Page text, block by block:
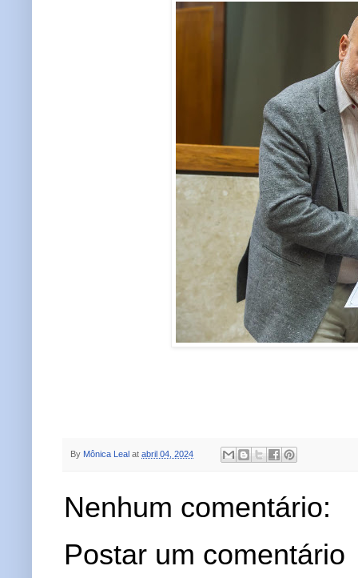
By Mônica Leal at abril 04, 2024
Nenhum comentário:
Postar um comentário